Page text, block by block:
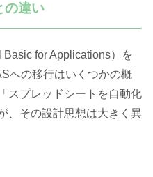
の違い
for Applications）を
への移行はいくつかの概
スプレッドシートを自動化
、その設計思想は大きく異